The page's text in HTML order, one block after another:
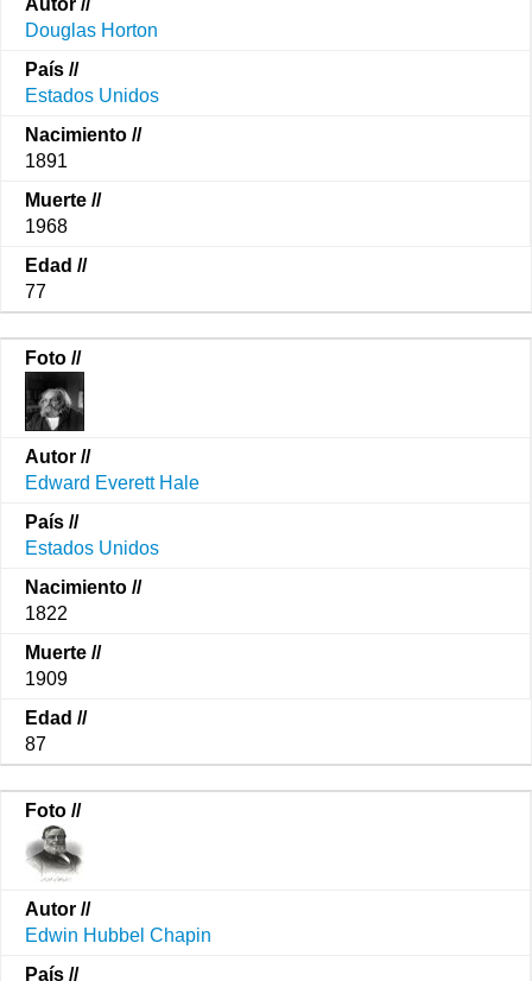
Douglas Horton
Estados Unidos
1891
1968
77
Edward Everett Hale
Estados Unidos
1822
1909
87
Edwin Hubbel Chapin